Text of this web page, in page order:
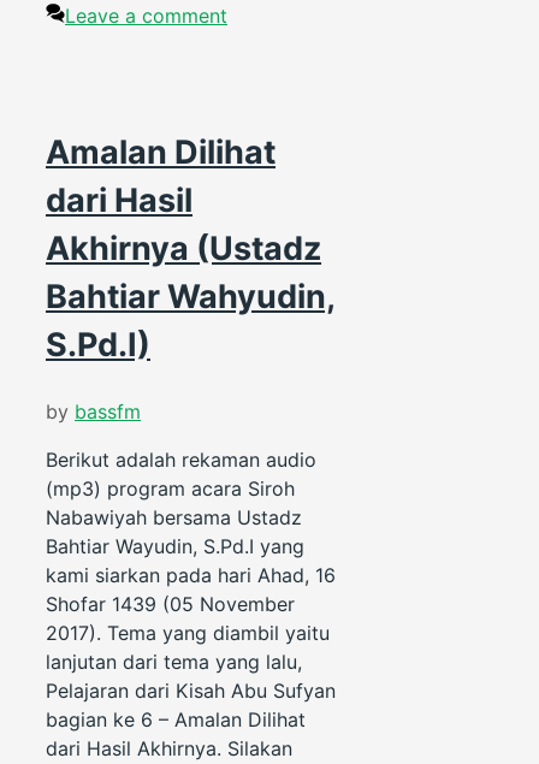
Leave a comment
Amalan Dilihat
dari Hasil
Akhirnya (Ustadz
Bahtiar Wahyudin,
S.Pd.I)
by bassfm
Berikut adalah rekaman audio
(mp3) program acara Siroh
Nabawiyah bersama Ustadz
Bahtiar Wayudin, S.Pd.I yang
kami siarkan pada hari Ahad, 16
Shofar 1439 (05 November
2017). Tema yang diambil yaitu
lanjutan dari tema yang lalu,
Pelajaran dari Kisah Abu Sufyan
bagian ke 6 – Amalan Dilihat
dari Hasil Akhirnya. Silakan